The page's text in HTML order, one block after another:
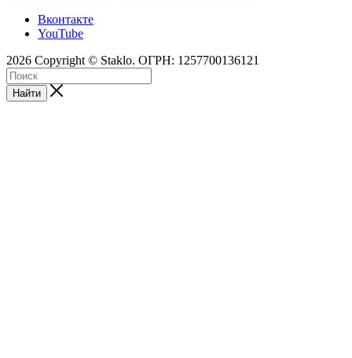
Вконтакте
YouTube
2026 Copyright © Staklo. ОГРН: 1257700136121
Найти